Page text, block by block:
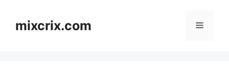
contentmixcrix.com Menu